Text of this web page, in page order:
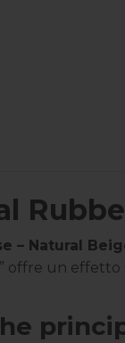
– Natural
offre un